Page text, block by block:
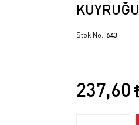
KUYRUĞU
Stok No 643
237,60